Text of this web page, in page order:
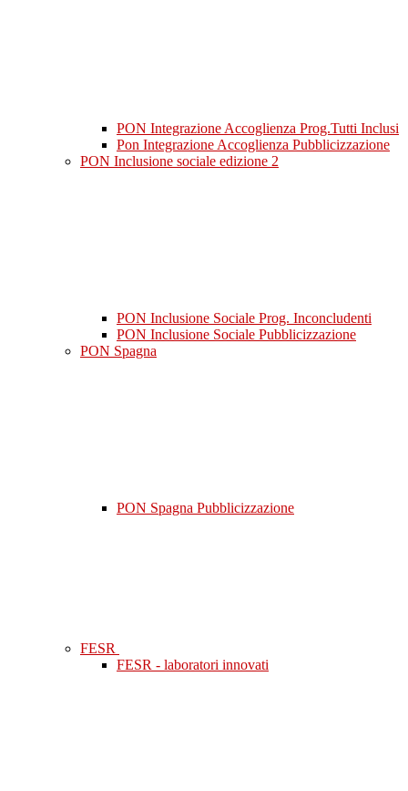
PON Integrazione Accoglienza Prog.Tutti Inclusi
Pon Integrazione Accoglienza Pubblicizzazione
PON Inclusione sociale edizione 2
PON Inclusione Sociale Prog. Inconcludenti
PON Inclusione Sociale Pubblicizzazione
PON Spagna
PON Spagna Pubblicizzazione
FESR
FESR - laboratori innovati